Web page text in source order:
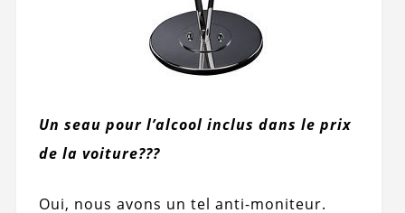
Un seau pour l’alcool inclus dans le prix
de la voiture???
Oui, nous avons un tel anti-moniteur.